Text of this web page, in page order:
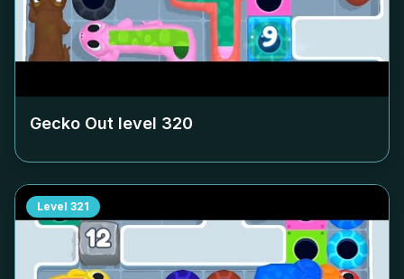
Gecko Out level 320
Level 321